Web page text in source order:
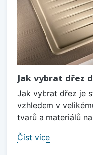
Jak vybrat dřez
Jak vybrat dřez je
vzhledem v
tvarů a materiálů
Číst více